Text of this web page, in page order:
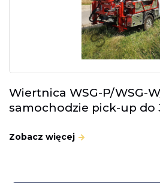
Wiertnica WSG-P/WSG-
samochodzie pick-up do
Zobacz więcej